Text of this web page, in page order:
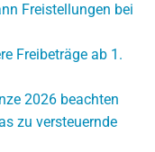
Freistellungen bei
Freibeträge ab 1.
2026 beachten
zu versteuernde